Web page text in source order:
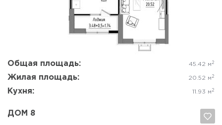
Общая площадь: 45.42 м 2
Жилая площадь: 20.52 м 2
Кухня: 11.93 м 2
Отмена
ДОМ 8